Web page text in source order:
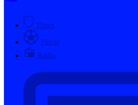
Times
Placar
Rádio